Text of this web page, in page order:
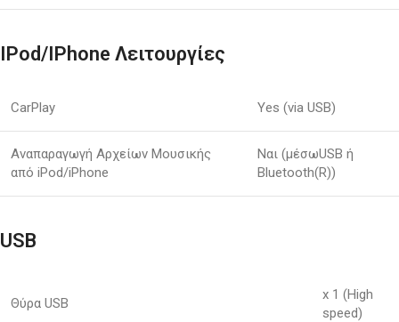
IPod/iPhone Λειτουργίες
CarPlay Yes (via USB)
Αναπαραγωγή Αρχείων Μουσικής
από iPod/iPhone
Ναι (μέσωUSB ή
Bluetooth(R))
USB
Θύρα USB
x 1 (High
speed)